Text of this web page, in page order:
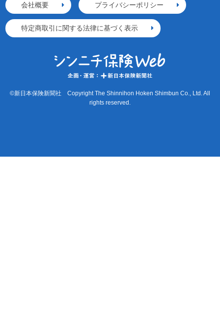
会社概要 プライバシーポリシー
特定商取引に関する法律に基づく表示
©新日本保険新聞社 Copyright The Shinnihon Hoken Shimbun Co., Ltd. All
rights reserved.